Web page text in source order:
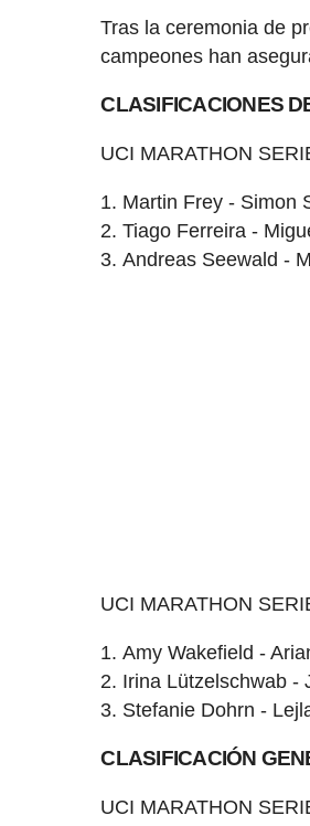
Tras la ceremonia de
campeones han
CLASIFICACIONES
UCI MARATHON
Martin Frey - Simon
Tiago Ferreira -
Andreas Seewald -
UCI MARATHON
Amy Wakefield -
Irina Lützelschwab -
Stefanie Dohrn -
CLASIFICACIÓN
UCI MARATHON